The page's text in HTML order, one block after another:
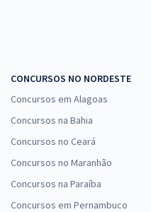
CONCURSOS NO NORDESTE
Concursos em Alagoas
Concursos na Bahia
Concursos no Ceará
Concursos no Maranhão
Concursos na Paraíba
Concursos em Pernambuco